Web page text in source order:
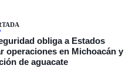
obliga a Estados
operaciones en Michoacán y
de aguacate